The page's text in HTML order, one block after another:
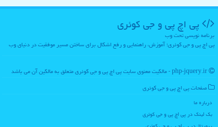
پی اچ پی و جی كوئری
برنامه نویسی تحت وب
پی اچ پی و جی کوئری؛ آموزش، راهنمایی و رفع اشکال برای ساختن مسیر موفقیت در دنیای وب
صفحات پی اچ پی و جی كوئری
درباره ما
بک لینک در پی اچ پی و جی كوئری